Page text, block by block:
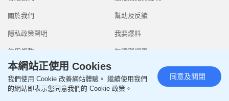
關於我們
隱私政策聲明
使用條款
幫助及反饋
我要爆料
無障礙網頁
Copyright © 2026 SingTao Ltd.All rights reserved.
本網站正使用 Cookies
我們使用 Cookie 改善網站體驗。 繼續使用我們
的網站即表示您同意我們的 Cookie 政策。
同意及關閉